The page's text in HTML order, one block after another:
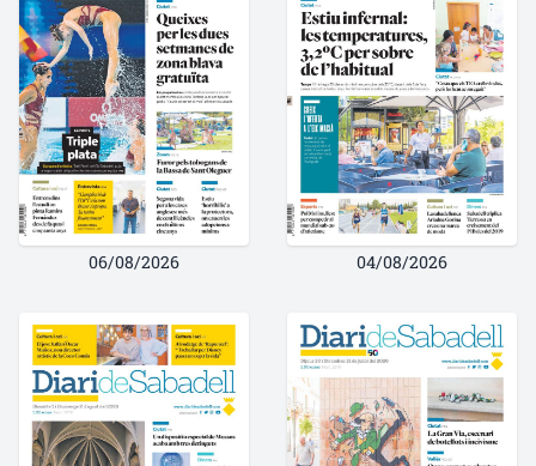
06/08/2026 04/08/2026